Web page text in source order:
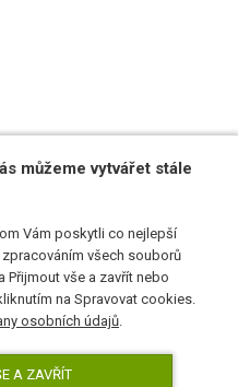
můžeme vytvářet stále
Vám poskytli co nejlepší
všech souborů
Přijmout vše a zavřít nebo
na Spravovat cookies.
osobních údajů.
A ZAVŘÍT